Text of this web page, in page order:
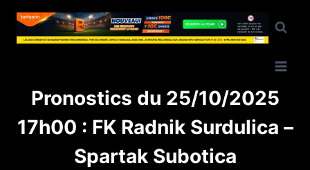
Pronostics du 25/10/2025
17h00 : FK Radnik Surdulica –
Spartak Subotica